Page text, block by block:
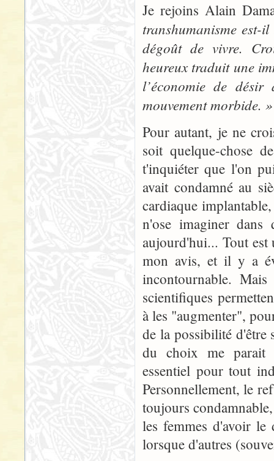
Je rejoins Alain
transhumanisme est-
dégoût de vivre.
heureux traduit une
l’économie de
mouvement morbide. »
Pour autant, je ne
soit quelque-chose
t'inquiéter que l'on
avait condamné au
cardiaque
n'ose imaginer dans
aujourd'hui... Tout est
mon avis, et il y a
incontournable.
scientifiques
à les "augmenter",
de la possibilité d'être
du choix me parait
essentiel pour tout
Personnellement, le
toujours
les femmes d'avoir le
lorsque d'autres